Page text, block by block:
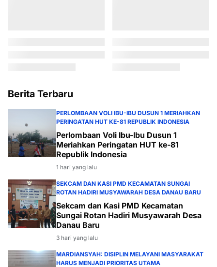
Berita Terbaru
PERLOMBAAN VOLI IBU-IBU DUSUN 1 MERIAHKAN
PERINGATAN HUT KE-81 REPUBLIK INDONESIA
Perlombaan Voli Ibu-Ibu Dusun 1
Meriahkan Peringatan HUT ke-81
Republik Indonesia
1 hari yang lalu
SEKCAM DAN KASI PMD KECAMATAN SUNGAI
ROTAN HADIRI MUSYAWARAH DESA DANAU BARU
Sekcam dan Kasi PMD Kecamatan
Sungai Rotan Hadiri Musyawarah Desa
Danau Baru
3 hari yang lalu
MARDIANSYAH: DISIPLIN MELAYANI MASYARAKAT
HARUS MENJADI PRIORITAS UTAMA